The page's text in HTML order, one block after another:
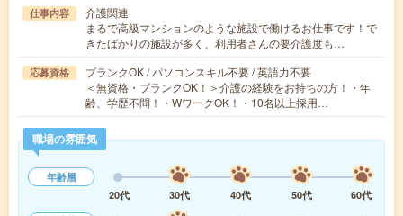
仕事内容
介護関連
まるで高級マンションのような施設で働けるお仕事です！で
きたばかりの施設が多く、利用者さんの要介護度も…
応募資格
ブランクOK / パソコンスキル不要 / 英語力不要
＜無資格・ブランクOK！＞介護の経験をお持ちの方！・年
齢、学歴不問！・WワークOK！・10名以上採用…
職場の雰囲気
年齢層
20代
30代 40代 50代
60代